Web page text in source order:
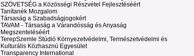
SZÖVETSÉG a Közösségi Részvétel Fejlesztéséért
Tanítanék Mozgalom
Társaság a Szabadságjogokért
TAVAM - Társaság a Várandósság és Anyaság
Megszenteléséért
TerepSzemle Stúdió Környezetvédelmi, Természetvédelmi és
Kulturális Közhasznú Egyesület
Transparency International